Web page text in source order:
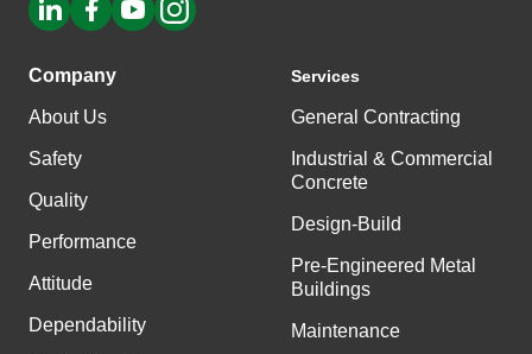
Company
About Us
Safety
Quality
Performance
Attitude
Dependability
Services
General Contracting
Industrial & Commercial
Concrete
Design-Build
Pre-Engineered Metal
Buildings
Maintenance